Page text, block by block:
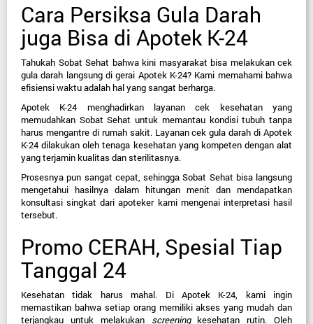
Cara Persiksa Gula Darah
juga Bisa di Apotek K-24
Tahukah Sobat Sehat bahwa kini masyarakat bisa melakukan cek
gula darah langsung di gerai Apotek K-24? Kami memahami bahwa
efisiensi waktu adalah hal yang sangat berharga.
Apotek K-24 menghadirkan layanan cek kesehatan yang
memudahkan Sobat Sehat untuk memantau kondisi tubuh tanpa
harus mengantre di rumah sakit. Layanan cek gula darah di Apotek
K-24 dilakukan oleh tenaga kesehatan yang kompeten dengan alat
yang terjamin kualitas dan sterilitasnya.
Prosesnya pun sangat cepat, sehingga Sobat Sehat bisa langsung
mengetahui hasilnya dalam hitungan menit dan mendapatkan
konsultasi singkat dari apoteker kami mengenai interpretasi hasil
tersebut.
Promo CERAH, Spesial Tiap
Tanggal 24
Kesehatan tidak harus mahal. Di Apotek K-24, kami ingin
memastikan bahwa setiap orang memiliki akses yang mudah dan
terjangkau untuk melakukan screening kesehatan rutin. Oleh